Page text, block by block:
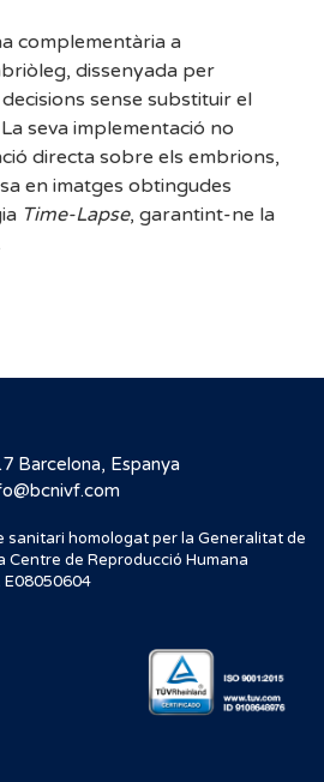
complementària a
dissenyada per
sense substituir el
seva implementació no
directa sobre els embrions,
en imatges obtingudes
Time-Lapse, garantint-ne la
Barcelona, Espanya
sanitari homologat per la Generalitat de
de Reproducció Humana
E08050604